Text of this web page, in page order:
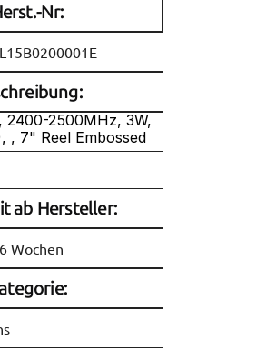
Nr:
2400-2500MHz, 3W,
, 7" Reel Embossed
ab Hersteller:
Wochen